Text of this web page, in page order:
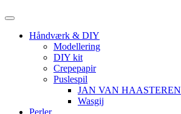
Menu
Håndværk & DIY
Modellering
DIY kit
Crepepapir
Puslespil
JAN VAN HAASTEREN
Wasgij
Perler